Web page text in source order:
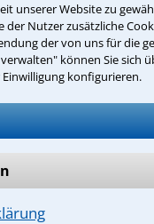
unserer Website zu
Nutzer zusätzliche
der von uns für die
können Sie sich
konfigurieren.
bei Ihnen